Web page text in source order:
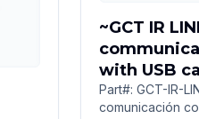
~GCT IR
with USB
Part#: GCT-IR-
comunicación